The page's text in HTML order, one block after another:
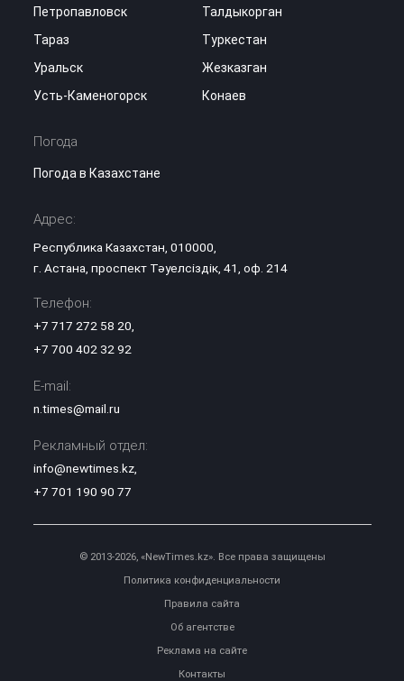
Петропавловск
Талдыкорган
Тараз
Туркестан
Уральск
Жезказган
Усть-Каменогорск
Конаев
Погода
Погода в Казахстане
Адрес:
Республика Казахстан, 010000,
г. Астана, проспект Тәуелсіздік, 41, оф. 214
Телефон:
+7 717 272 58 20
+7 700 402 32 92
E-mail:
n.times@mail.ru
Рекламный отдел:
info@newtimes.kz,
+7 701 190 90 77
© 2013-2026, «NewTimes.kz». Все права защищены
Политика конфиденциальности
Правила сайта
Об агентстве
Реклама на сайте
Контакты